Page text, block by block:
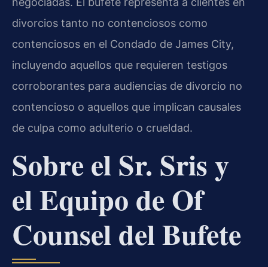
divorcios tanto no contenciosos como
contenciosos en el Condado de James City,
incluyendo aquellos que requieren testigos
corroborantes para audiencias de divorcio no
contencioso o aquellos que implican causales
de culpa como adulterio o crueldad.
Sobre el Sr. Sris y
el Equipo de Of
Counsel del Bufete